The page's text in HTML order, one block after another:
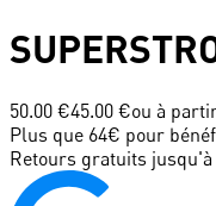
50.00 €45.00 €ou à
Plus que 64€ pour
Retours gratuits jusqu'à